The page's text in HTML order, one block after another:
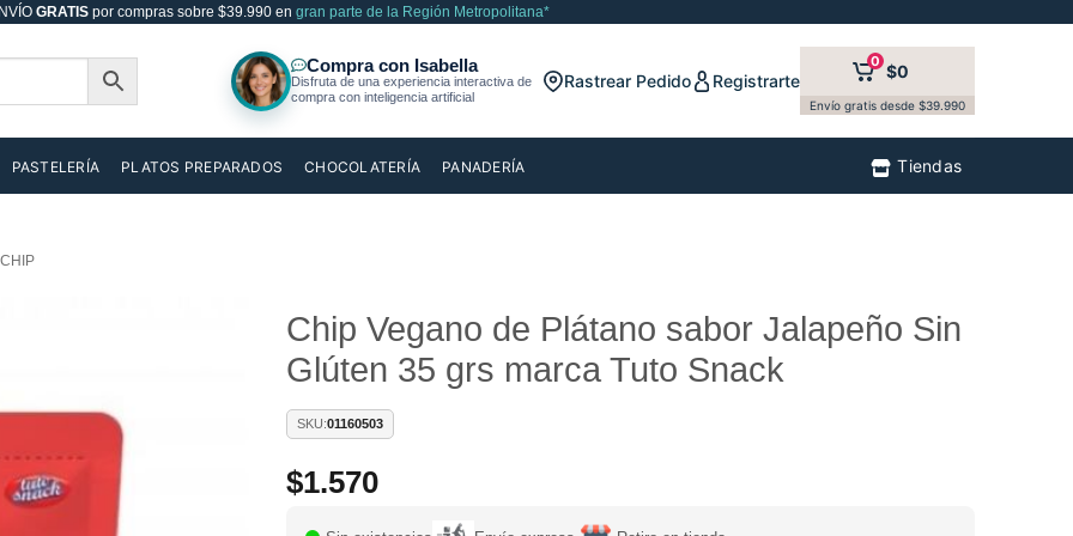
GRATISpor compras sobre $39.990 en gran parte de la Región Metropolitana*
Rastrear Pedido Registrarte
0 $0
Envío gratis desde $39.990
PASTELERÍA PLATOS PREPARADOS CHOCOLATERÍA PANADERÍA Tiendas
CHIP
Chip Vegano de Plátano sabor Jalapeño Sin
Glúten 35 grs marca Tuto Snack
SKU:01160503
$1.570